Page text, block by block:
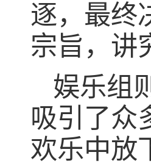
逐，最终
宗旨，讲
娱乐组
吸引了众
欢乐中放